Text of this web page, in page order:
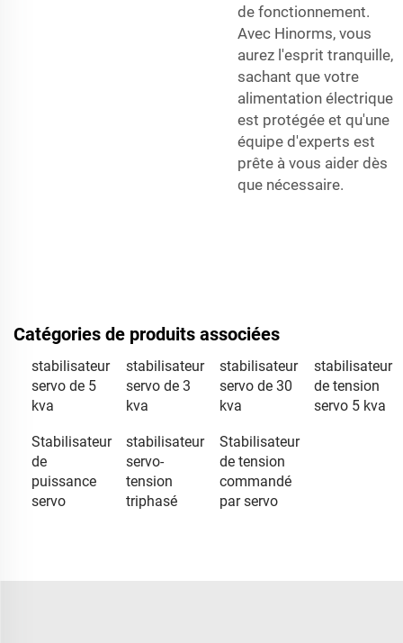
de fonctionnement.
Avec Hinorms, vous
aurez l'esprit tranquille,
sachant que votre
alimentation électrique
est protégée et qu'une
équipe d'experts est
prête à vous aider dès
que nécessaire.
Catégories de produits associées
stabilisateur
servo de 5
kva
stabilisateur
servo de 3
kva
stabilisateur
servo de 30
kva
stabilisateur
de tension
servo 5 kva
Stabilisateur
de
puissance
servo
stabilisateur
servo-
tension
triphasé
Stabilisateur
de tension
commandé
par servo